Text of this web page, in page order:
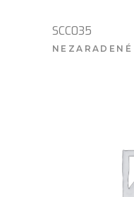
SCC035
NEZARADENÉ